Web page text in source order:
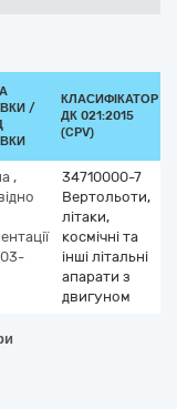
/
КЛАСИФІКАТОР
ДК 021:2015
(CPV)
,
34710000-7
Вертольоти,
літаки,
космічні та
інші літальні
апарати з
двигуном